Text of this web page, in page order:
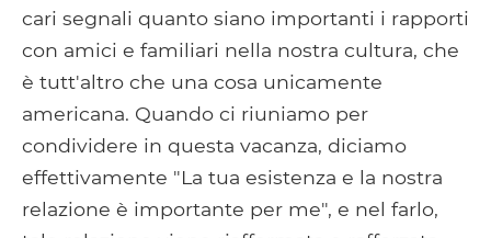
cari segnali quanto siano importanti i rapporti
con amici e familiari nella nostra cultura, che
è tutt'altro che una cosa unicamente
americana. Quando ci riuniamo per
condividere in questa vacanza, diciamo
effettivamente "La tua esistenza e la nostra
relazione è importante per me", e nel farlo,